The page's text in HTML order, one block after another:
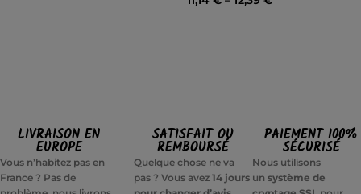
LIVRAISON EN
EUROPE
Vous n’habitez pas en
France ? Pas de
SATISFAIT OU
REMBOURSÉ
Quelque chose ne va
pas ? Vous avez14 jours
PAIEMENT 100%
SÉCURISÉ
Nous utilisons
un système de